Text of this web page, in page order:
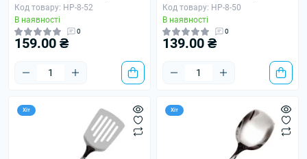
Код товару: HP-8-52
В наявності
0
159.00 ₴
Код товару: HP-8-50
В наявності
0
139.00 ₴
Хіт Хіт